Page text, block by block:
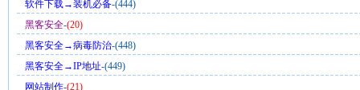
软件下载→装机必备-(444)
黑客安全-(20)
黑客安全→病毒防治-(448)
黑客安全→IP地址-(449)
网站制作-(21)